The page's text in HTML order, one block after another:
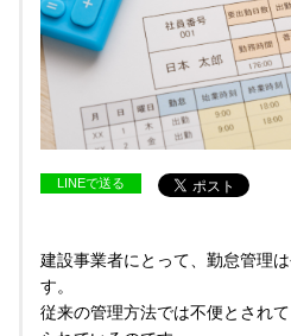
LINEで送る
建設事業者にとって、勤怠管理
す。
従来の管理方法では不便とされ